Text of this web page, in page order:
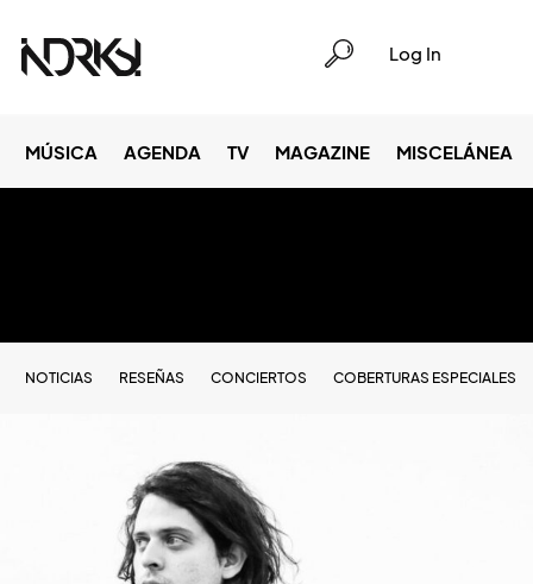
Log In
MÚSICA AGENDA TV MAGAZINE MISCELÁNEA
NOTICIAS RESEÑAS CONCIERTOS COBERTURAS ESPECIALES